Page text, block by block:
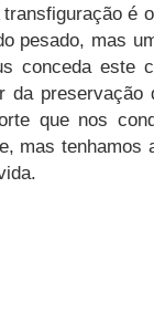
é
pesado, mas
conceda este
da
que nos
mas